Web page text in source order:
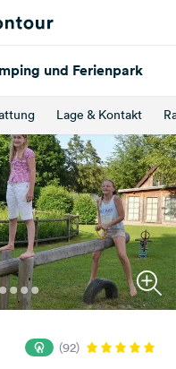
und Ferienpark
Lage & Kontakt
(92)